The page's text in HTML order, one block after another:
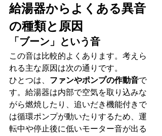
給湯器からよくある異音
の種類と原因
「ブーン」という音
この音は比較的よくあります。考えら
れる主な原因は次の通りです。
ひとつは、 ファンやポンプの作動音で
す。給湯器は内部で空気を取り込みな
がら燃焼したり、追いだき機能付きで
は循環ポンプが動いたりするため、運
転中や停止後に低いモーター音が出る